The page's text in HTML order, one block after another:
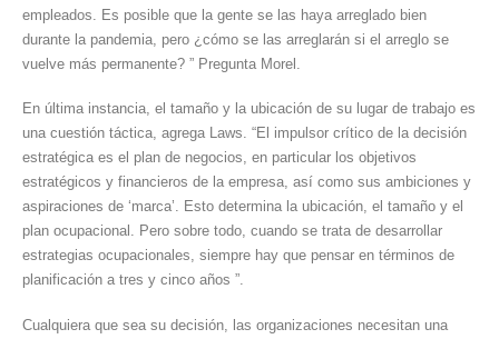
empleados. Es posible que la gente se las haya arreglado bien
durante la pandemia, pero ¿cómo se las arreglarán si el arreglo se
vuelve más permanente? ” Pregunta Morel.
En última instancia, el tamaño y la ubicación de su lugar de trabajo es
una cuestión táctica, agrega Laws. “El impulsor crítico de la decisión
estratégica es el plan de negocios, en particular los objetivos
estratégicos y financieros de la empresa, así como sus ambiciones y
aspiraciones de ‘marca’. Esto determina la ubicación, el tamaño y el
plan ocupacional. Pero sobre todo, cuando se trata de desarrollar
estrategias ocupacionales, siempre hay que pensar en términos de
planificación a tres y cinco años ”.
Cualquiera que sea su decisión, las organizaciones necesitan una